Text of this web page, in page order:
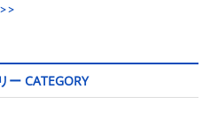
ー CATEGORY